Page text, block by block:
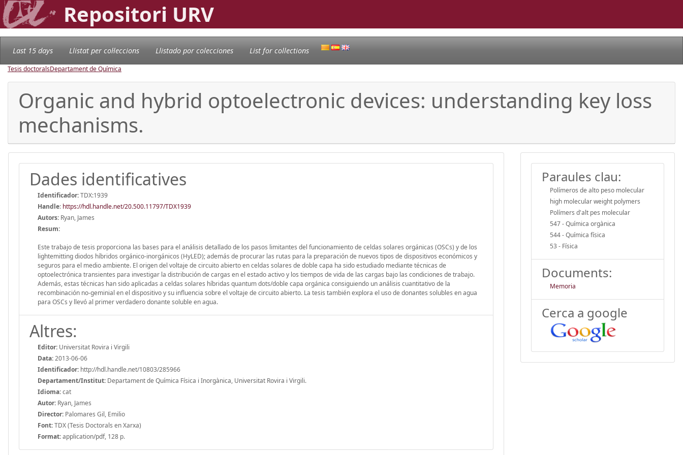
Repositori URV
Last 15 days Llistat per col·leccions Llistado por colecciones List for collections
Tesis doctoralsDepartament de Química
Organic and hybrid optoelectronic devices: understanding key loss
mechanisms.
Dades identificatives
Identificador:TDX:1939
Handle: https://hdl.handle.net/20.500.11797/TDX1939
Autors: Ryan, James
Resum:
Este trabajo de tesis proporciona las bases para el análisis detallado de los pasos limitantes del funcionamiento de celdas solares orgánicas (OSCs) y de los
lightemitting diodos híbridos orgánico-inorgánicos (HyLED); además de procurar las rutas para la preparación de nuevos tipos de dispositivos económicos y
seguros para el medio ambiente. El origen del voltaje de circuito abierto en celdas solares de doble capa ha sido estudiado mediante técnicas de
optoelectrónica transientes para investigar la distribución de cargas en el estado activo y los tiempos de vida de las cargas bajo las condiciones de trabajo.
Además, estas técnicas han sido aplicadas a celdas solares híbridas quantum dots/doble capa orgánica consiguiendo un análisis cuantitativo de la
recombinación no-geminial en el dispositivo y su influencia sobre el voltaje de circuito abierto. La tesis también explora el uso de donantes solubles en agua
para OSCs y llevó al primer verdadero donante soluble en agua.
Altres:
Editor: Universitat Rovira i Virgili
Data:2013-06-06
Identificador: http://hdl.handle.net/10803/285966
Departament/Institut: Departament de Química Física i Inorgànica, Universitat Rovira i Virgili.
Idioma:cat
Autor: Ryan, James
Director: Palomares Gil, Emilio
Font:TDX (Tesis Doctorals en Xarxa)
Format:application/pdf, 128 p.
Paraules clau:
Polímeros de alto peso molecular
high molecular weight polymers
Polímers d'alt pes molecular
547 - Química orgànica
544 - Química física
53 - Física
Documents:
Memoria
Cerca a google